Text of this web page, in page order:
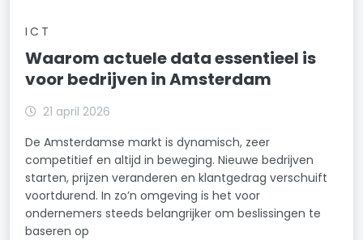
ICT
Waarom actuele data essentieel is
voor bedrijven in Amsterdam
21 april 2026
De Amsterdamse markt is dynamisch, zeer
competitief en altijd in beweging. Nieuwe bedrijven
starten, prijzen veranderen en klantgedrag verschuift
voortdurend. In zo’n omgeving is het voor
ondernemers steeds belangrijker om beslissingen te
baseren op